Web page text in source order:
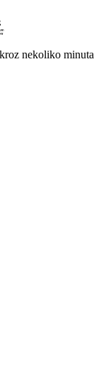
nekoliko minuta